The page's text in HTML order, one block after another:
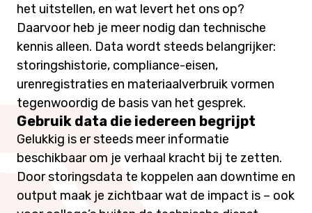
het uitstellen, en wat levert het ons op?
Daarvoor heb je meer nodig dan technische
kennis alleen. Data wordt steeds belangrijker:
storingshistorie, compliance-eisen,
urenregistraties en materiaalverbruik vormen
tegenwoordig de basis van het gesprek.
Gebruik data die iedereen begrijpt
Gelukkig is er steeds meer informatie
beschikbaar om je verhaal kracht bij te zetten.
Door storingsdata te koppelen aan downtime en
output maak je zichtbaar wat de impact is – ook